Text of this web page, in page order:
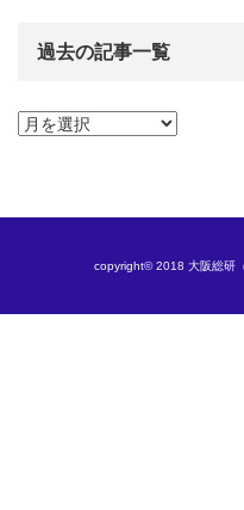
過去の記事一覧
過
事
copyright© 2018 大阪総研